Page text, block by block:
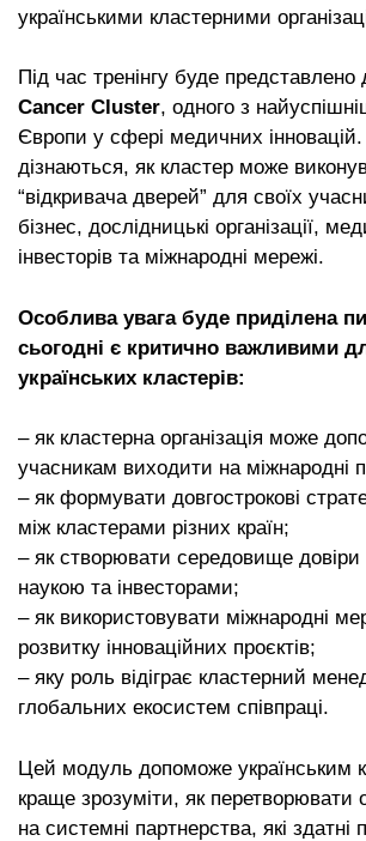
українськими кластерними
Під час тренінгу буде представлено
Cancer Cluster, одного з
Європи у сфері медичних
дізнаються, як кластер може
“відкривача дверей” для своїх
бізнес, дослідницькі організації,
інвесторів та міжнародні мережі.
Особлива увага буде приділена
сьогодні є критично важливими
українських кластерів:
– як кластерна організація може
учасникам виходити на міжнародні
– як формувати довгострокові
між кластерами різних країн;
– як створювати середовище довіри
наукою та інвесторами;
– як використовувати міжнародні
розвитку інноваційних проєктів;
– яку роль відіграє кластерний
глобальних екосистем співпраці.
Цей модуль допоможе українським
краще зрозуміти, як перетворювати
на системні партнерства, які здатні